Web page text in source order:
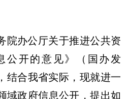
院办公厅关于推进公共资
公开的意见》（国办发
结合我省实际，现就进一
域政府信息公开，提出如